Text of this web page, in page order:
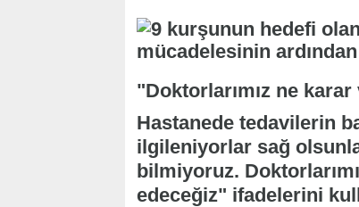
"Doktorlarımız ne
Hastanede tedavilerin
ilgileniyorlar sağ
bilmiyoruz.
edeceğiz" ifadelerini